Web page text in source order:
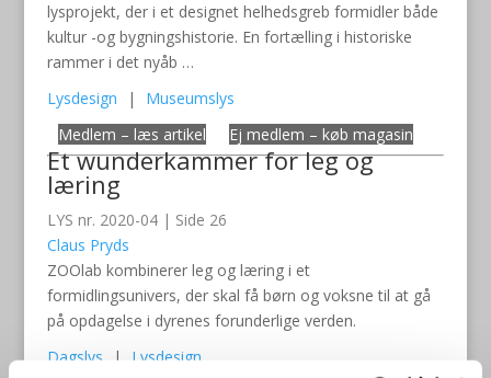
lysprojekt, der i et designet helhedsgreb formidler både
kultur -og bygningshistorie. En fortælling i historiske
rammer i det nyåb …
Lysdesign
|
Museumslys
Medlem – læs artikel
Ej medlem – køb magasin
Et wunderkammer for leg og
læring
LYS nr. 2020-04 | Side 26
Claus Pryds
ZOOlab kombinerer leg og læring i et
formidlingsunivers, der skal få børn og voksne til at gå
på opdagelse i dyrenes forunderlige verden.
Dagslys
|
Lysdesign